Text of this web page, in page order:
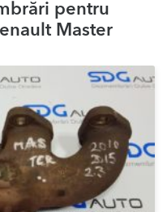
pentru
Master